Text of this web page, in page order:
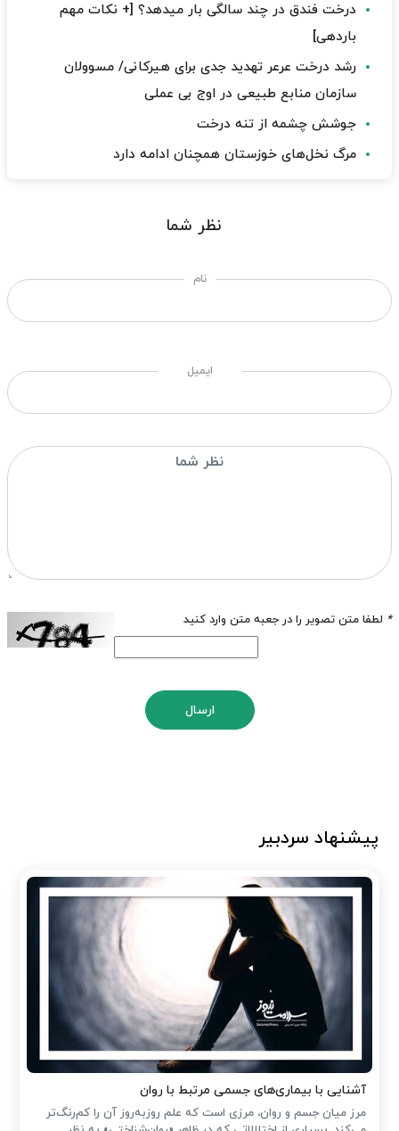
درخت فندق در چند سالگی بار میدهد؟ [+ نکات مهم
باردهی]
رشد درخت عرعر تهدید جدی برای هیرکانی/ مسوولان
سازمان منابع طبیعی در اوج بی عملی
جوشش چشمه‌ از تنه درخت
مرگ نخل‌های خوزستان همچنان ادامه دارد
نظر شما
نام
ایمیل
* لطفا متن تصویر را در جعبه متن وارد کنید
ارسال
پیشنهاد سردبیر
آشنایی با بیماری‌های جسمی مرتبط با روان
مرز میان جسم و روان، مرزی است که علم روزبه‌روز آن را کم‌رنگ‌تر